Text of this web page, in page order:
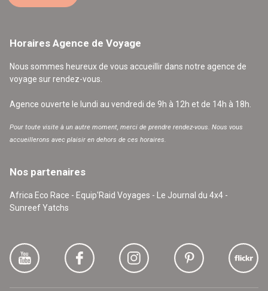
Horaires Agence de Voyage
Nous sommes heureux de vous accueillir dans notre agence de
voyage sur rendez-vous.
Agence ouverte le lundi au vendredi de 9h à 12h et de 14h à 18h.
Pour toute visite à un autre moment, merci de prendre rendez-vous. Nous vous
accueillerons avec plaisir en dehors de ces horaires.
Nos partenaires
Africa Eco Race - Equip'Raid Voyages - Le Journal du 4x4 -
Sunreef Yatchs